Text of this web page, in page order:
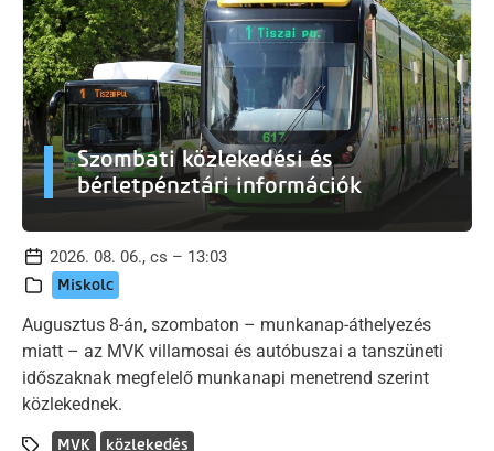
Szombati közlekedési és
bérletpénztári információk
2026. 08. 06., cs – 13:03
Miskolc
Augusztus 8-án, szombaton – munkanap-áthelyezés
miatt – az MVK villamosai és autóbuszai a tanszüneti
időszaknak megfelelő munkanapi menetrend szerint
közlekednek.
MVK közlekedés